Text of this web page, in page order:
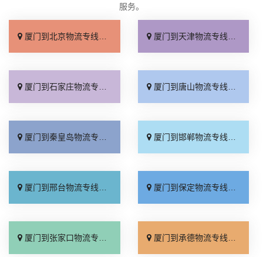
服务。
厦门到北京物流专线_快运有保障「上门取件」 厦门到天津物流专线_诚信为先「专业调车」
厦门到石家庄物流专线_合理收费「定点发车」 厦门到唐山物流专线_多少一吨「资质齐全」
厦门到秦皇岛物流专线_资质齐全「送货到门」 厦门到邯郸物流专线_直达往返「省事省心」
厦门到邢台物流专线_服务周到「运价实惠」 厦门到保定物流专线_多少一吨「托运省心」
厦门到张家口物流专线_运价行情「价格实惠」 厦门到承德物流专线_服务周到「全程定位」